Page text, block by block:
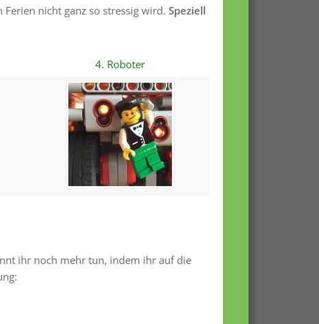
nicht ganz so stressig wird. Speziell
4. Roboter
ihr noch mehr tun, indem ihr auf die